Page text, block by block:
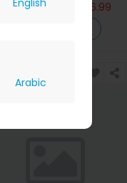
English
Arabic
USD39.99
16.99